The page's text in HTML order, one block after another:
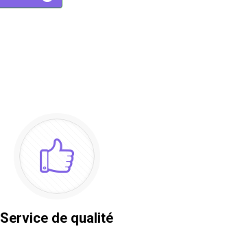
Service de qualité